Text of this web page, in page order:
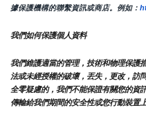
據保護機構的聯繫資訊或商店。例如：
我們如何保護個人資料
我們維護適當的管理，技術和物理保護
法或未經授權的破壞，丟失，更改，訪
全零疑慮的，我們不能保證有關您的資
傳輸給我們期間的安全性或您行動裝置